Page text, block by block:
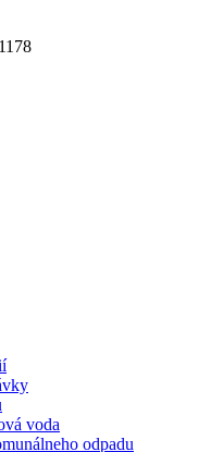
voda
odpadu